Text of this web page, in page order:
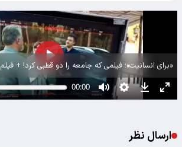
«برای انسانیت»؛ فیلمی که جامعه را دو قطبی کرد! + فیلم
ارسال نظر